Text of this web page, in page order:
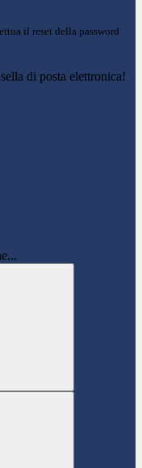
il reset della password
di posta elettronica!